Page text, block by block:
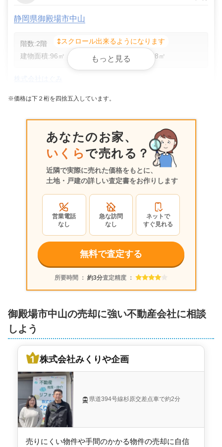
静岡県御殿場市中山
階数:2階 築年数:8年
建物面積:96㎡ 土地面積: 178㎡
300
静岡県御殿場市中山
築年数:
47年
建物面積:73㎡ 土地面積:149㎡
スクロール出来るようになります
もっと見る
※価格は下２桁を四捨五入しています。
あなたのお家、
いくらで売れる？
近隣で実際に売れた価格をもとに、
土地・戸建の詳しい査定書をお作りします
営業電話
なし
急な訪問
なし
ネットで
すぐ見れる
無料で査定する
所要時間 ： 約3分査定精度 ：
御殿場市中山の売却に強い不動産会社に相談
しよう
株式会社みくりや企画
県道394号線杉原交差点車で約2分
売りにくい物件や手間のかかる物件の売却に自信